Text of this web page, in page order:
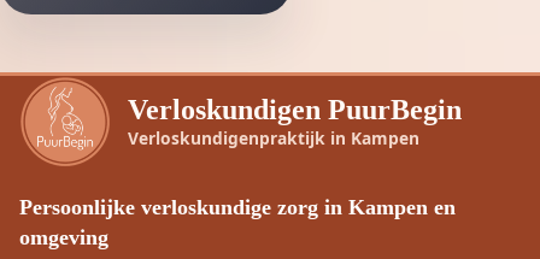
Verloskundigen PuurBegin
Verloskundigenpraktijk in Kampen
Persoonlijke verloskundige zorg in Kampen en
omgeving